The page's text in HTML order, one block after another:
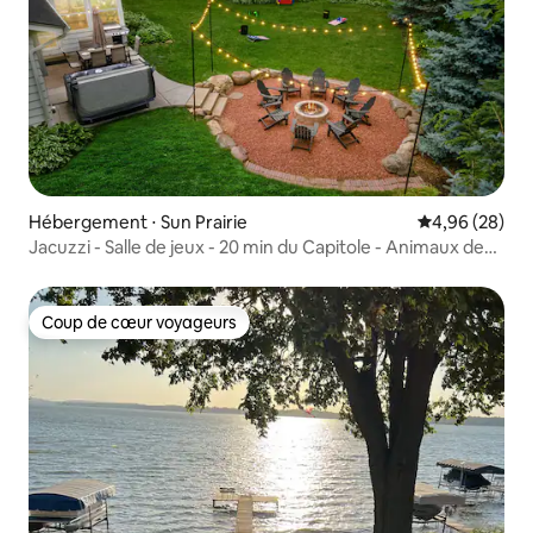
Hébergement ⋅ Sun Prairie Évaluation
4,96 (28)
Jacuzzi - Salle de jeux - 20 min du Capitole - Animaux de
Coup de cœur voyageurs
Coup de cœur voyageurs